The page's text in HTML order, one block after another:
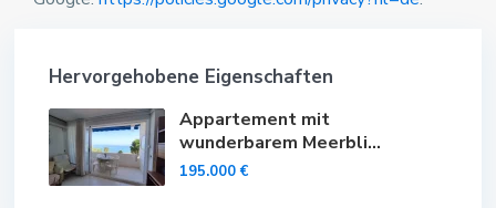
Hervorgehobene Eigenschaften
Appartement mit
wunderbarem Meerbli...
195.000 €